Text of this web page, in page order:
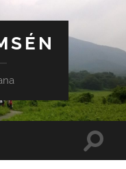
Toggle